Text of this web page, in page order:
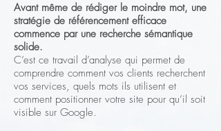
Avant même de rédiger le moindre mot, une
stratégie de référencement efficace
commence par une recherche sémantique
solide.
C’est ce travail d’analyse qui permet de
comprendre comment vos clients recherchent
vos services, quels mots ils utilisent et
comment positionner votre site pour qu’il soit
visible sur Google.